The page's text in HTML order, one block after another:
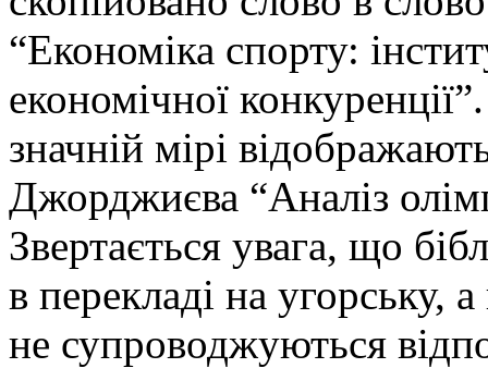
“Економіка спорту:
економічної
значній мірі
Джорджиєва “Аналіз
Звертається увага, що
в перекладі на угорську,
не супроводжуються